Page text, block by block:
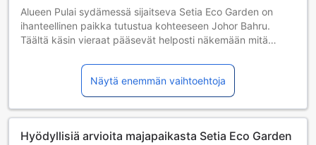
• Infant age until 1 year(s)
• Child age until 11 year(s)
Alueen Pulai sydämessä sijaitseva Setia Eco Garden on
ihanteellinen paikka tutustua kohteeseen Johor Bahru.
Täältä käsin vieraat pääsevät helposti näkemään mitä
helppo pääsy kaupungin must-see -kohteisiin sen kätevän
sijainnin vuoksi.
Setia Eco Garden tarjoaa myös monia palveluita, jotka
tarjoaa ilmainen WiFi jokaisessa huoneessa,
Näytä enemmän vaihtoehtoja
Hyödyllisiä arvioita majapaikasta Setia Eco Garden